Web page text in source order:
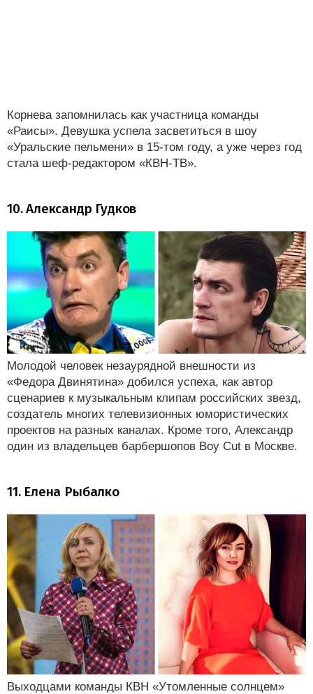
Корнева запомнилась как участница команды
«Раисы». Девушка успела засветиться в шоу
«Уральские пельмени» в 15-том году, а уже через год
стала шеф-редактором «КВН-ТВ».
10. Александр Гудков
Молодой человек незаурядной внешности из
«Федора Двинятина» добился успеха, как автор
сценариев к музыкальным клипам российских звезд,
создатель многих телевизионных юмористических
проектов на разных каналах. Кроме того, Александр
один из владельцев барбершопов Boy Cut в Москве.
11. Елена Рыбалко
Выходцами команды КВН «Утомленные солнцем»